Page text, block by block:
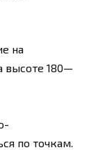
на
высоте 180—
по точкам.